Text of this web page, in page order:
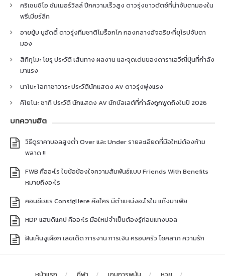
คริเซนซิโอ ซัมเมอร์วิลล์ ปีกความเร็วสูง ดาวรุ่งชาวดัตช์ที่น่าจับตามองใน
พรีเมียร์ลีก
อายยู้บ บูอัดดี้ ดาวรุ่งทีมชาติโมร็อกโก กองกลางอัจฉริยะที่ยุโรปจับตา
มอง
สึกิกุโมะ โยรุ ประวัติ เส้นทาง ผลงาน และจุดเด่นของดาราเอวีญี่ปุ่นที่กำลัง
มาแรง
นาโนะ โอกาซาวาระ ประวัตินักแสดง AV ดาวรุ่งพุ่งแรง
คิโยโนะ ซากิ ประวัติ นักแสดง AV นักบัลเลต์ที่กำลังถูกพูดถึงในปี 2026
บทความฮิต
วิธีดูราคาบอลสูงต่ำ Over และ Under รายละเอียดที่มือใหม่ต้องห้าม
พลาด !!
FWB คืออะไร ไขข้อข้องใจความสัมพันธ์แบบ Friends With Benefits
หมายถึงอะไร
คอนซีเยเร Consigliere คือใคร มีตำแหน่งอะไรใน แก๊งมาเฟีย
HDP แฮนดิแคป คืออะไร มือใหม่จำเป็นต้องรู้ก่อนแทงบอล
ฝันเห็นงูเผือก เลขเด็ด การงาน การเงิน ครอบครัว โชคลาภ ความรัก